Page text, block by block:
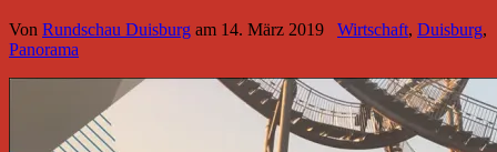
Von Rundschau Duisburg am 14. März 2019 Wirtschaft, Duisburg,
Panorama